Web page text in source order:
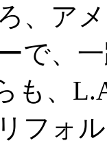
、ア
で、
も、
フォ